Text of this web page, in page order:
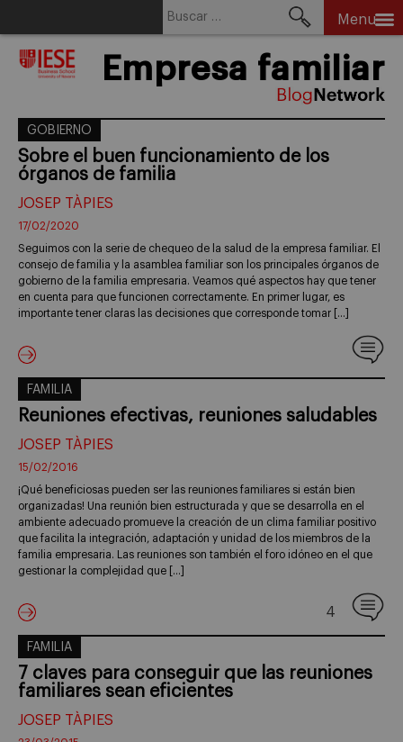
Menu
Empresa familiar
GOBIERNO
Sobre el buen funcionamiento de los
órganos de familia
JOSEP TÀPIES
17/02/2020
Seguimos con la serie de chequeo de la salud de la empresa familiar. El
consejo de familia y la asamblea familiar son los principales órganos de
gobierno de la familia empresaria. Veamos qué aspectos hay que tener
en cuenta para que funcionen correctamente. En primer lugar, es
importante tener claras las decisiones que corresponde tomar […]
FAMILIA
Reuniones efectivas, reuniones saludables
JOSEP TÀPIES
15/02/2016
¡Qué beneficiosas pueden ser las reuniones familiares si están bien
organizadas! Una reunión bien estructurada y que se desarrolla en el
ambiente adecuado promueve la creación de un clima familiar positivo
que facilita la integración, adaptación y unidad de los miembros de la
familia empresaria. Las reuniones son también el foro idóneo en el que
gestionar la complejidad que […]
4
FAMILIA
7 claves para conseguir que las reuniones
familiares sean eficientes
JOSEP TÀPIES